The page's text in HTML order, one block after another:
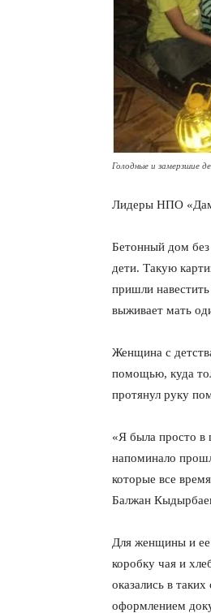
Голодные и замерзшие
Лидеры НПО
Бетонный дом
дети. Такую
пришли
выживает мать
Женщина с
помощью, куда
протянул руку
«Я была просто в
напоминало
которые все
Балжан
Для женщины и ее
коробку чая и
оказались в
оформлением